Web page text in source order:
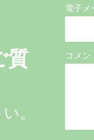
質
。
電子メ
コメン